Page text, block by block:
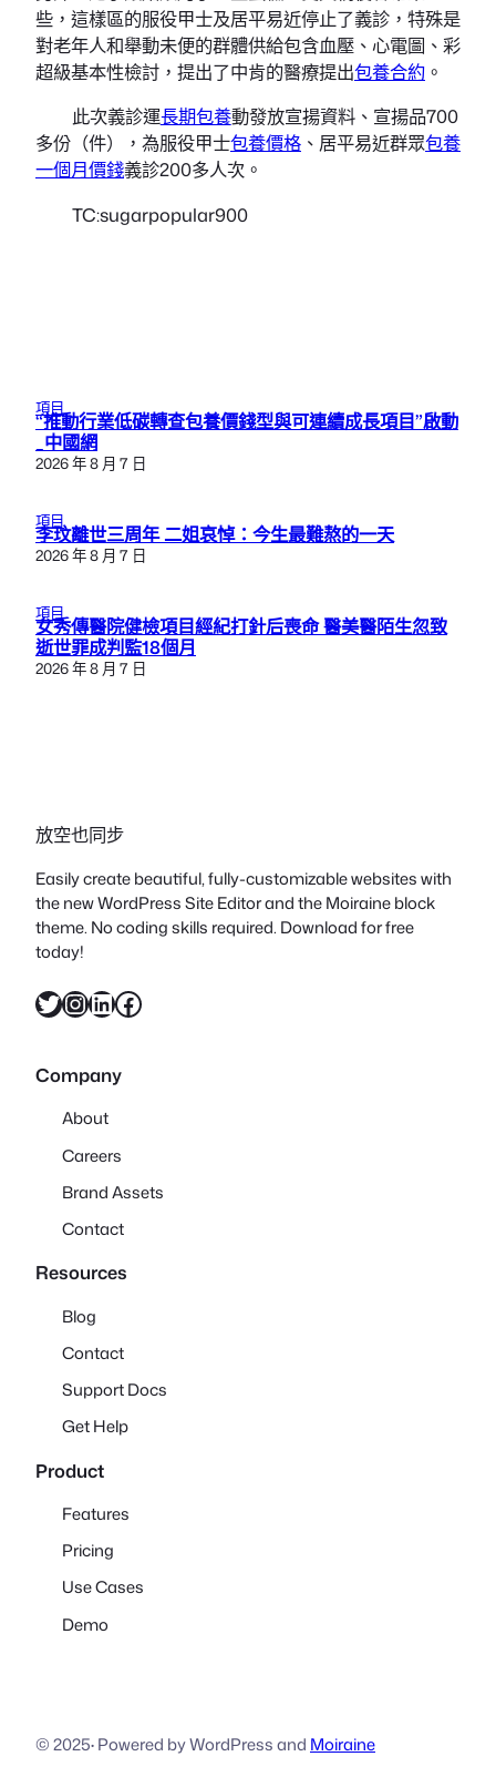
些，這樣區的服役甲士及居平易近停止了義診，特殊是
對老年人和舉動未便的群體供給包含血壓、心電圖、彩
超級基本性檢討，提出了中肯的醫療提出包養合約 。
此次義診運長期包養動發放宣揚資料、宣揚品700
多份（件），為服役甲士包養價格 、居平易近群眾包養
一個月價錢義診200多人次。
TC:sugarpopular900
項目
“推動行業低碳轉查包養價錢型與可連續成長項目”啟動
_中國網
2026 年 8 月 7 日
項目
李玟離世三周年 二姐哀悼：今生最難熬的一天
2026 年 8 月 7 日
項目
女秀傳醫院健檢項目經紀打針后喪命 醫美醫陌生忽致
逝世罪成判監18個月
2026 年 8 月 7 日
放空也同步
Easily create beautiful, fully-customizable websites with
the new WordPress Site Editor and the Moiraine block
theme. No coding skills required. Download for free
today!
X InstagramLinkedIn Facebook
Company
About
Careers
Brand Assets
Contact
Resources
Blog
Contact
Support Docs
Get Help
Product
Features
Pricing
Use Cases
Demo
© 2025·Powered by WordPress and Moiraine